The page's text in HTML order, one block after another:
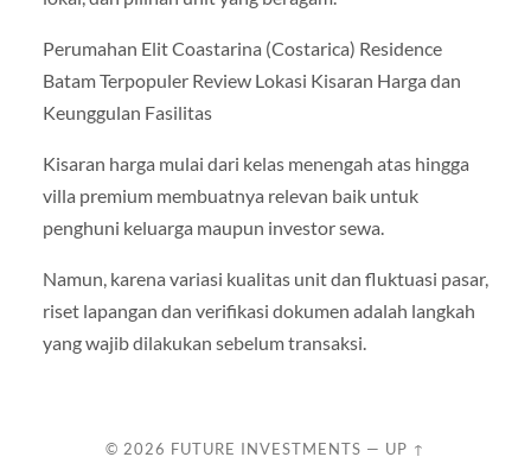
Perumahan Elit Coastarina (Costarica) Residence
Batam Terpopuler Review Lokasi Kisaran Harga dan
Keunggulan Fasilitas
Kisaran harga mulai dari kelas menengah atas hingga
villa premium membuatnya relevan baik untuk
penghuni keluarga maupun investor sewa.
Namun, karena variasi kualitas unit dan fluktuasi pasar,
riset lapangan dan verifikasi dokumen adalah langkah
yang wajib dilakukan sebelum transaksi.
© 2026 FUTURE INVESTMENTS — UP ↑